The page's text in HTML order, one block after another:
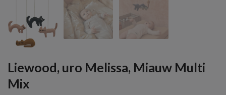
Liewood, uro Melissa, Miauw Multi
Mix